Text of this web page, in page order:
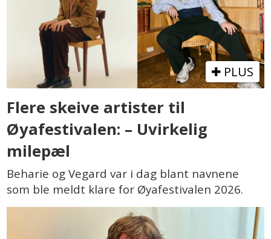
PLUS
Flere skeive artister til
Øyafestivalen: – Uvirkelig
milepæl
Beharie og Vegard var i dag blant navnene
som ble meldt klare for Øyafestivalen 2026.